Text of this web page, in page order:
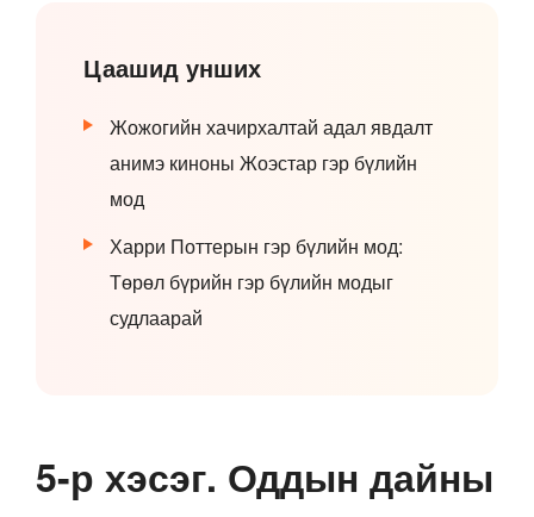
Цаашид унших
Жожогийн хачирхалтай адал явдалт
анимэ киноны Жоэстар гэр бүлийн
мод
Харри Поттерын гэр бүлийн мод:
Төрөл бүрийн гэр бүлийн модыг
судлаарай
5-р хэсэг. Оддын дайны